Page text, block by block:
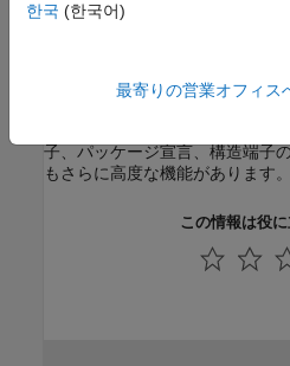
この例では、Simulink® モデル
子、パッケージ宣言、構造端子
もさらに高度な機能があります。
この情報は役
한국 (한국어)
最寄りの営業オフィス